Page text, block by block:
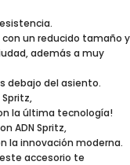
con un reducido tamaño y
además a muy
debajo del asiento.
la última tecnología!
ADN Spritz,
la innovación moderna.
accesorio te